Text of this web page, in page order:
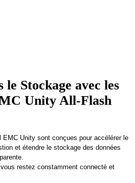
le Stockage avec les
Unity All-Flash
Unity sont conçues pour accélérer le
et étendre le stockage des données
restez constamment connecté et